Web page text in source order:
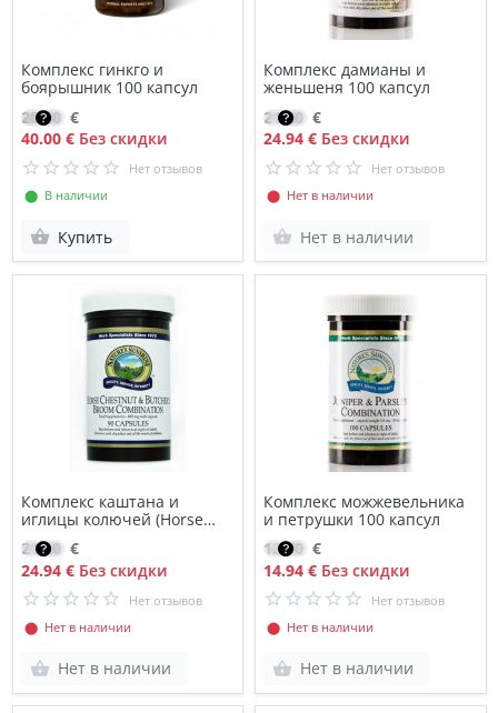
Комплекс гинкго и
боярышник 100 капсул
28.40 €
40.00 €Без скидки
Нет отзывов
⬤ В наличии
Купить
Комплекс дамианы и
женьшеня 100 капсул
21.20 €
24.94 € Без скидки
Нет отзывов
⬤ Нет в наличии
Нет в наличии
Комплекс каштана и
иглицы колючей (Horse
Chestnut & Butchers Broom
Combination)
21.20 €
24.94 €Без скидки
Нет отзывов
⬤ Нет в наличии
Нет в наличии
Комплекс можжевельника
и петрушки 100 капсул
12.70 €
14.94 € Без скидки
Нет отзывов
⬤ Нет в наличии
Нет в наличии